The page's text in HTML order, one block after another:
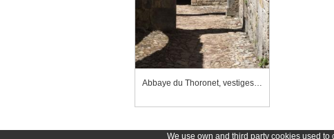
We use own and third party cookies used
Abbaye du Thoronet, vestiges accolés au cellier